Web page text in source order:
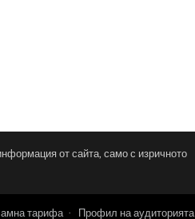
от сайта, само с изричното
тарифа Профил на аудиторията